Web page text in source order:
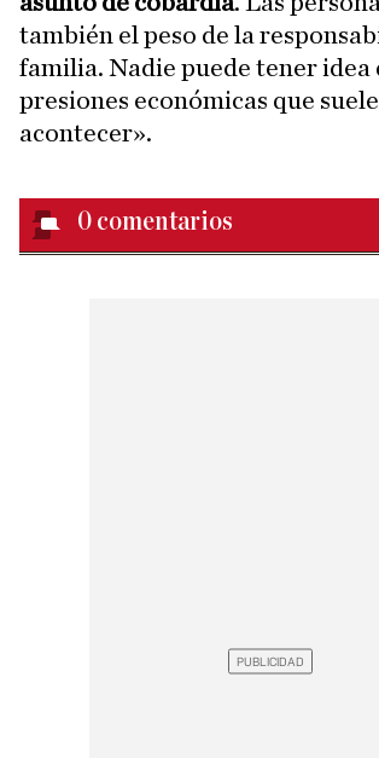
también el peso de la
familia. Nadie puede tener idea
presiones económicas que
acontecer».
0 comentarios